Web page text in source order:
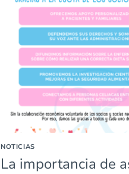
NOTICIAS
La importancia de